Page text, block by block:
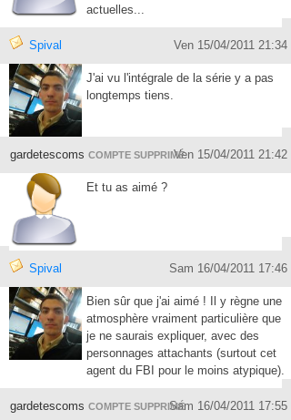
actuelles...
Spival Ven 15/04/2011 21:34
J'ai vu l'intégrale de la série y a pas
longtemps tiens.
gardetescoms COMPTE SUPPRIMÉVen 15/04/2011 21:42
Et tu as aimé ?
Spival Sam 16/04/2011 17:46
Bien sûr que j'ai aimé ! Il y règne une
atmosphère vraiment particulière que
je ne saurais expliquer, avec des
personnages attachants (surtout cet
agent du FBI pour le moins atypique).
gardetescoms COMPTE SUPPRIMÉSam 16/04/2011 17:55